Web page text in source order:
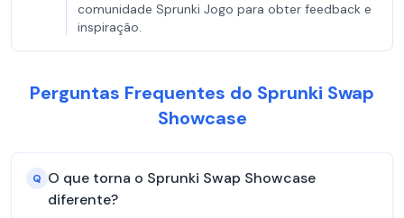
comunidade Sprunki Jogo para obter feedback e
inspiração.
Perguntas Frequentes do Sprunki Swap
Showcase
Q O que torna o Sprunki Swap Showcase
diferente?